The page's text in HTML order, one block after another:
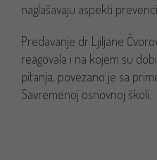
naglašavaju aspekti
Predavanje dr Ljiljane
reagovala i na kojem su
pitanja, povezano je sa
Savremenoj osnovnoj školi.